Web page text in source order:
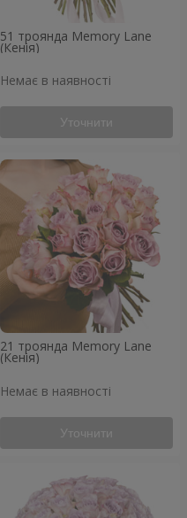
51 троянда Memory Lane
(Кенія)
Немає в наявності
Уточнити
21 троянда Memory Lane
(Кенія)
Немає в наявності
Уточнити